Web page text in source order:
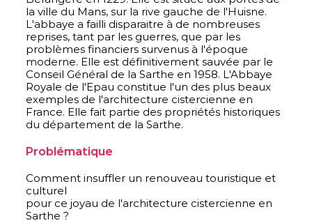
la ville du Mans, sur la rive gauche de l'Huisne.
L'abbaye a failli disparaitre à de nombreuses
reprises, tant par les guerres, que par les
problèmes financiers survenus à l'époque
moderne. Elle est définitivement sauvée par le
Conseil Général de la Sarthe en 1958. L'Abbaye
Royale de l'Epau constitue l'un des plus beaux
exemples de l'architecture cistercienne en
France. Elle fait partie des propriétés historiques
du département de la Sarthe.
Problématique
Comment insuffler un renouveau touristique et
culturel
pour ce joyau de l'architecture cistercienne en
Sarthe ?